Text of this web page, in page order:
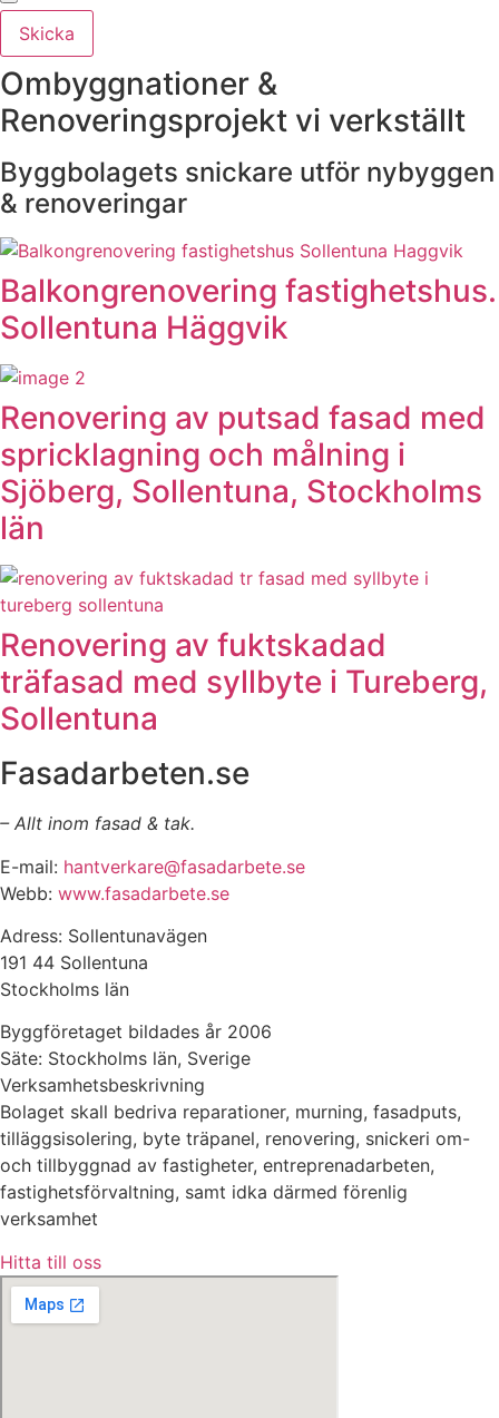
Skicka
Ombyggnationer &
Renoveringsprojekt vi verkställt
Byggbolagets snickare utför nybyggen
& renoveringar
Balkongrenovering fastighetshus.
Sollentuna Häggvik
Renovering av putsad fasad med
spricklagning och målning i
Sjöberg, Sollentuna, Stockholms
län
Renovering av fuktskadad
träfasad med syllbyte i Tureberg,
Sollentuna
Fasadarbeten.se
– Allt inom fasad & tak.
E-mail: hantverkare@fasadarbete.se
Webb: www.fasadarbete.se
Adress: Sollentunavägen
191 44 Sollentuna
Stockholms län
Byggföretaget bildades år 2006
Säte: Stockholms län, Sverige
Verksamhetsbeskrivning
Bolaget skall bedriva reparationer, murning, fasadputs,
tilläggsisolering, byte träpanel, renovering, snickeri om-
och tillbyggnad av fastigheter, entreprenadarbeten,
fastighetsförvaltning, samt idka därmed förenlig
verksamhet
Hitta till oss